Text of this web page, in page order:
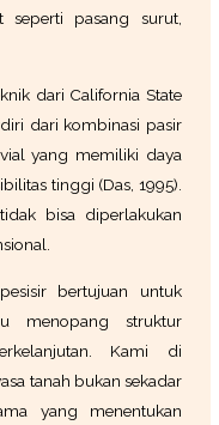
seperti pasang surut,
dari California State
dari kombinasi pasir
yang memiliki daya
tinggi (Das, 1995)
bisa diperlakukan
bertujuan untuk
menopang struktur
Kami di
tanah bukan sekadar
yang menentukan